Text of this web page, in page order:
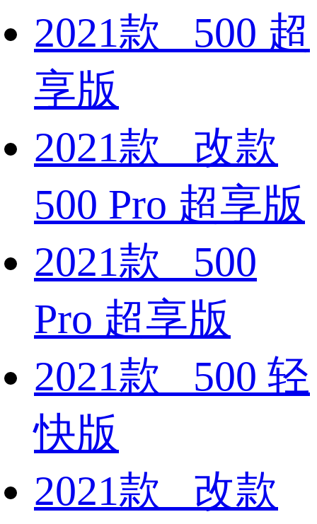
2021款 500 超
享版
2021款 改款
500 Pro 超享版
2021款 500
Pro 超享版
2021款 500 轻
快版
2021款 改款